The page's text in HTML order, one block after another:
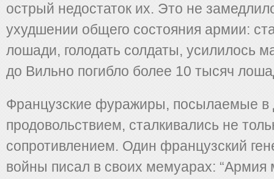
острый недостаток их. Это не
ухудшении общего состояния армии:
лошади, голодать солдаты, усилилось
до Вильно погибло более 10 тысяч
Французские фуражиры, посылаемые в
продовольствием, сталкивались не
сопротивлением. Один французский
войны писал в своих мемуарах: “Армия